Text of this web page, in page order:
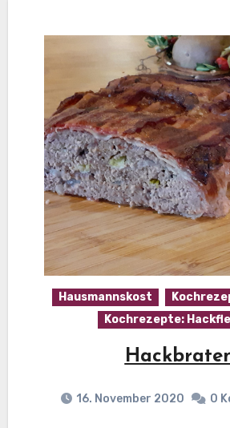
Hausmannskost
Kochrezepte:
16. November 2020 0